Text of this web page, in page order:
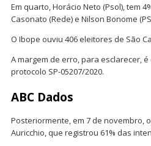
Em quarto, Horácio Neto (Psol), tem
Casonato (Rede) e Nilson Bonome
O Ibope ouviu 406 eleitores de São
A margem de erro, para esclarecer,
protocolo SP-05207/2020.
ABC Dados
Posteriormente, em 7 de novembro,
Auricchio, que registrou 61% das